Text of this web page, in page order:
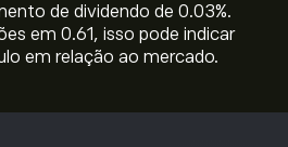
de dividendo de 0.03%.
em 0.61, isso pode indicar
em relação ao mercado.